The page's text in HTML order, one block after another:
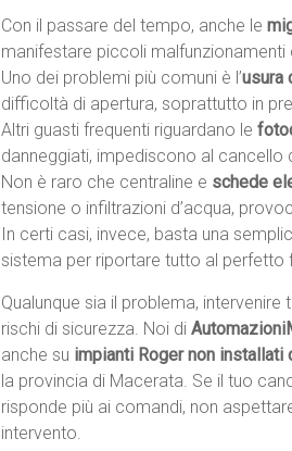
Con il passare del tempo, anche le
manifestare piccoli
Uno dei problemi più comuni è l’usura
difficoltà di apertura, soprattutto in
Altri guasti frequenti riguardano le
danneggiati, impediscono al cancello
Non è raro che centraline e schede
tensione o infiltrazioni d’acqua,
In certi casi, invece, basta una
sistema per riportare tutto al perfetto
Qualunque sia il problema,
rischi di sicurezza. Noi di
anche su impianti Roger non installati
la provincia di Macerata. Se il tuo
risponde più ai comandi, non
intervento.